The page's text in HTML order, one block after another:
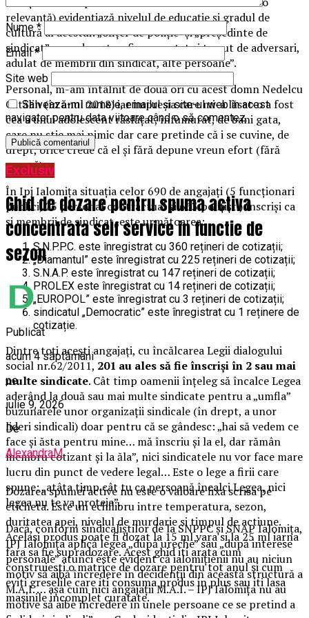
relevanță) evidențiază nivelul de educație și gradul de
cultură al acestui: „ofițer de poliție” și „președinte de
sindicat” ce se dorește a fi „respectat și temut de adversari,
adulat de membrii din sindicat, alte persoane”.
Personal, m-am întâlnit de două ori cu acest domn Nedelcu
Cătălin (în anul 2018) iar impresia care mi-a lăsat-o a fost
cea a unui adolescent răsfățat, înfumurat, de bani gata,
care nu știe mai nimic dar care pretinde că i se cuvine, de
drept, orice crede că el și fără depune vreun efort (fără
muncă).
În Ipj Ialomița situația celor 690 de angajați (5 funcționari
publici, 25 personal contractual și 663 polițiști) înscriși ca
și membrii de sindicat, este următoarea:
S.N.P.P.C. este înregistrat cu 360 rețineri de cotizații;
„Diamantul” este înregistrat cu 225 rețineri de cotizații;
S.N.A.P. este înregistrat cu 147 rețineri de cotizații;
PROLEX este înregistrat cu 14 rețineri de cotizații;
„EUROPOL” este înregistrat cu 3 rețineri de cotizații;
sindicatul „Democratic” este înregistrat cu 1 reținere de
cotizație.
Dintre toți acești angajați, cu încălcarea Legii dialogului
social nr.62/2011, 201 au ales să fie înscriși în 2 sau mai
multe sindicate. Cât timp oamenii înțeleg să încalce Legea
aderând la două sau mai multe sindicate pentru a „umfla”
buzunarele unor organizații sindicale (în drept, a unor
lideri sindicali) doar pentru că se gândesc: „hai să vedem ce
face și ăsta pentru mine… mă înscriu și la el, dar rămân
membru cotizant și la ăla”, nici sindicatele nu vor face mare
lucru din punct de vedere legal… Este o lege a firii care
spune: „atâta timp cât tu ca persoană încalci Legea, nici
legea nu te va proteja”.
Dacă, conform sindicaliștilor de la SNPPC și SNAP Ialomița,
IPJ Ialomița aplică legea „după ureche” sau „după interese
personale” atunci este evident că ialomițienii nu au niciun
motiv să aibă încredere în decidenții din această structură a
M.A.I. … așa cum nici angajații M.A.I. – IPJ Ialomița nu au
motive să aibe încredere în unele persoane ce se pretind a
Nume *
Email*
Site web
Salvează-mi numele, emailul și site-ul web în acest
navigator pentru data viitoare când o să comentez.
Exclusiv
Ghid de dozare pentru spuma activa
concentrata self service in functie de
sezon
Publicat
acum 4 săptămâni
pe
iulie 9, 2026
De
AlexandraM
Dozarea spumei active nu este o valoare fixa scrisa pe
eticheta. Este un echilibru intre temperatura, sezon,
duritatea apei, nivelul de murdarie si timpul de actiune.
Acelasi produs poate fi dozat la 15 ml vara si la 25 ml iarna
fara sa fie supradozare. Acest ghid iti arata cum
construiesti o matrice de dozare pentru tot anul si cum
eviti greselile care iti consuma produs in plus sau iti lasa
masinile incomplet curatate.